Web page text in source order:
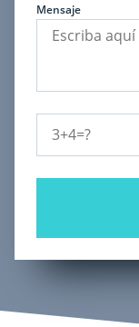
Mensaje